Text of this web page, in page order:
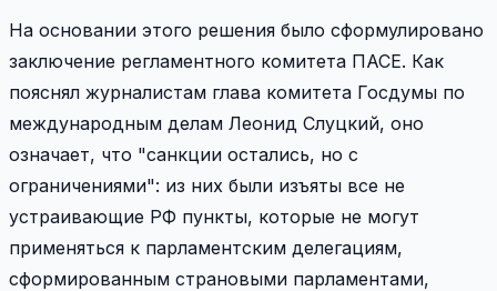
На основании этого решения было сформулировано
заключение регламентного комитета ПАСЕ. Как
пояснял журналистам глава комитета Госдумы по
международным делам Леонид Слуцкий, оно
означает, что "санкции остались, но с
ограничениями": из них были изъяты все не
устраивающие РФ пункты, которые не могут
применяться к парламентским делегациям,
сформированным страновыми парламентами,